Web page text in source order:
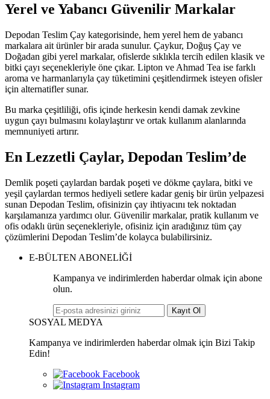
Yerel ve Yabancı Güvenilir Markalar
Depodan Teslim Çay kategorisinde, hem yerel hem de yabancı
markalara ait ürünler bir arada sunulur. Çaykur, Doğuş Çay ve
Doğadan gibi yerel markalar, ofislerde sıklıkla tercih edilen klasik ve
bitki çayı seçenekleriyle öne çıkar. Lipton ve Ahmad Tea ise farklı
aroma ve harmanlarıyla çay tüketimini çeşitlendirmek isteyen ofisler
için alternatifler sunar.
Bu marka çeşitliliği, ofis içinde herkesin kendi damak zevkine
uygun çayı bulmasını kolaylaştırır ve ortak kullanım alanlarında
memnuniyeti artırır.
En Lezzetli Çaylar, Depodan Teslim’de
Demlik poşeti çaylardan bardak poşeti ve dökme çaylara, bitki ve
yeşil çaylardan termos hediyeli setlere kadar geniş bir ürün yelpazesi
sunan Depodan Teslim, ofisinizin çay ihtiyacını tek noktadan
karşılamanıza yardımcı olur. Güvenilir markalar, pratik kullanım ve
ofis odaklı ürün seçenekleriyle, ofisiniz için aradığınız tüm çay
çözümlerini Depodan Teslim’de kolayca bulabilirsiniz.
E-BÜLTEN ABONELİĞİ
Kampanya ve indirimlerden haberdar olmak için abone
olun.
Kayıt Ol
SOSYAL MEDYA
Kampanya ve indirimlerden haberdar olmak için Bizi Takip
Edin!